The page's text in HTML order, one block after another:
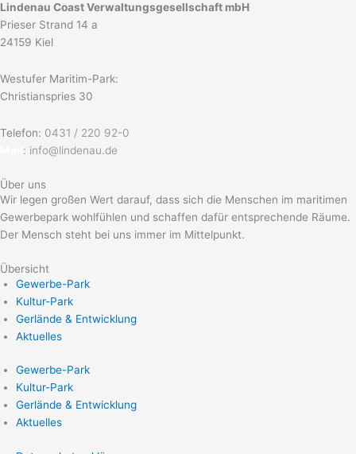
Lindenau Coast Verwaltungsgesellschaft mbH
Prieser Strand 14 a
24159 Kiel
Westufer Maritim-Park:
Christianspries 30
Telefon: 0431 / 220 92-0
: info@lindenau.de
Über uns
Wir legen großen Wert darauf, dass sich die Menschen im maritimen
Gewerbepark wohlfühlen und schaffen dafür entsprechende Räume.
Der Mensch steht bei uns immer im Mittelpunkt.
Übersicht
Gewerbe-Park
Kultur-Park
Gerlände & Entwicklung
Aktuelles
Gewerbe-Park
Kultur-Park
Gerlände & Entwicklung
Aktuelles